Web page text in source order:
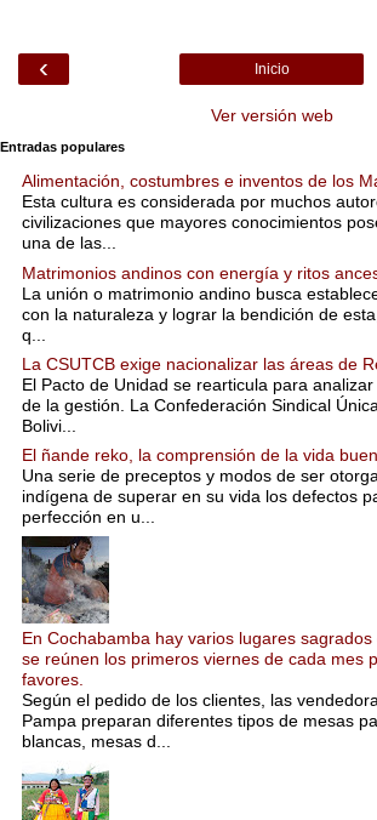
‹ Inicio
Ver versión web
Entradas populares
Alimentación, costumbres e inventos de los
Esta cultura es considerada por muchos
civilizaciones que mayores conocimientos
una de las...
Matrimonios andinos con energía y ritos
La unión o matrimonio andino busca
con la naturaleza y lograr la bendición de
q...
La CSUTCB exige nacionalizar las áreas de
El Pacto de Unidad se rearticula para
de la gestión. La Confederación Sindical
Bolivi...
El ñande reko, la comprensión de la vida
Una serie de preceptos y modos de ser
indígena de superar en su vida los defectos
perfección en u...
En Cochabamba hay varios lugares
se reúnen los primeros viernes de cada mes
favores.
Según el pedido de los clientes, las
Pampa preparan diferentes tipos de mesas
blancas, mesas d...